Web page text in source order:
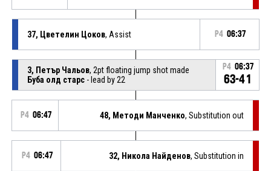
37, Цветелин Цоков, Assist P4 06:37
3, Петър Чальов, 2pt floating jump shot made
Буба олд старс- lead by 22
P4 06:37
63-41
P4 06:47 48, Методи Манченко, Substitution out
P4 06:47 32, Никола Найденов, Substitution in